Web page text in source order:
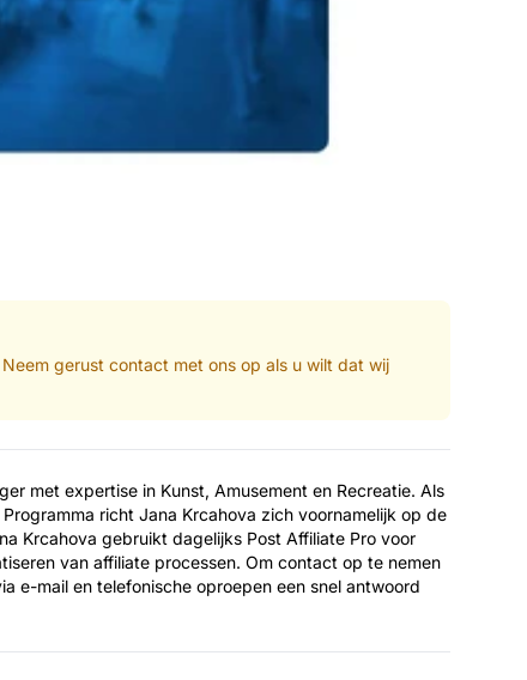
gerust contact met ons op als u wilt dat wij
met expertise in Kunst, Amusement en Recreatie. Als
richt Jana Krcahova zich voornamelijk op de
Krcahova gebruikt dagelijks Post Affiliate Pro voor
van affiliate processen. Om contact op te nemen
e-mail en telefonische oproepen een snel antwoord